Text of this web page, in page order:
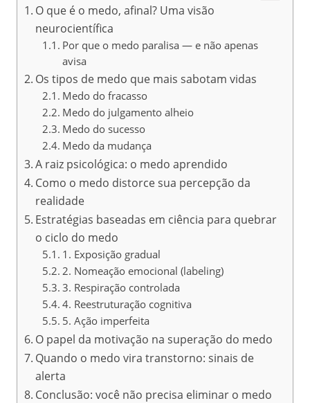
O que é o medo, afinal? Uma visão
neurocientífica
Por que o medo paralisa — e não apenas
avisa
Os tipos de medo que mais sabotam vidas
Medo do fracasso
Medo do julgamento alheio
Medo do sucesso
Medo da mudança
A raiz psicológica: o medo aprendido
Como o medo distorce sua percepção da
realidade
Estratégias baseadas em ciência para quebrar
o ciclo do medo
1. Exposição gradual
2. Nomeação emocional (labeling)
3. Respiração controlada
4. Reestruturação cognitiva
5. Ação imperfeita
O papel da motivação na superação do medo
Quando o medo vira transtorno: sinais de
alerta
Conclusão: você não precisa eliminar o medo